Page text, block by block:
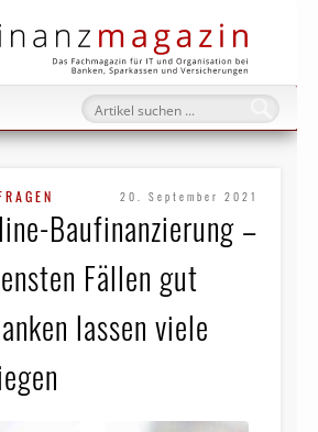
20. September 2021
Baufinanzierung –
Fällen gut
lassen viele